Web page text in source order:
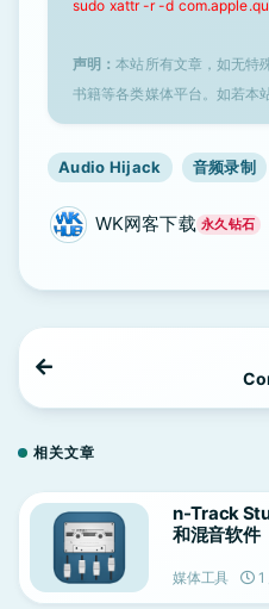
sudo xattr -r -d
声明：本站所有文章，如无特
书籍等各类媒体平台。如若本
Audio Hijack 音频录制
WK网客下载 永久钻石
相关文章
n-Track
和混音软件
媒体工具 1